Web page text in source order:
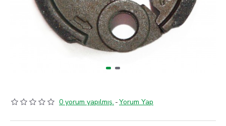
0 yorum yapılmış. -Yorum Yap